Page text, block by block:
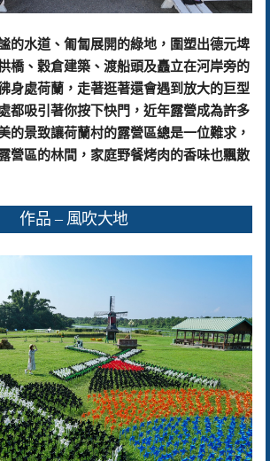
的水道、匍匐展開的綠地，圍塑出德元埤
橋、穀倉建築、渡船頭及矗立在河岸旁的
身處荷蘭，走著逛著還會遇到放大的巨型
都吸引著你按下快門， 近年露營成為許多
的景致讓荷蘭村的露營區總是一位難求，
營區的林間，家庭野餐烤肉的香味也飄散
作品 – 風吹大地